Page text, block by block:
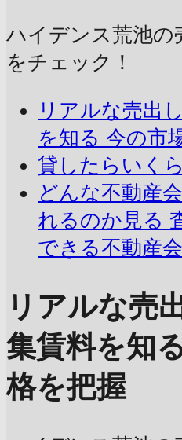
ハイデンス荒池の
をチェック！
リアルな売出
を知る 今の市
貸したらいく
どんな不動産
れるのか見る
できる不動産
リアルな売
集賃料を知
格を把握